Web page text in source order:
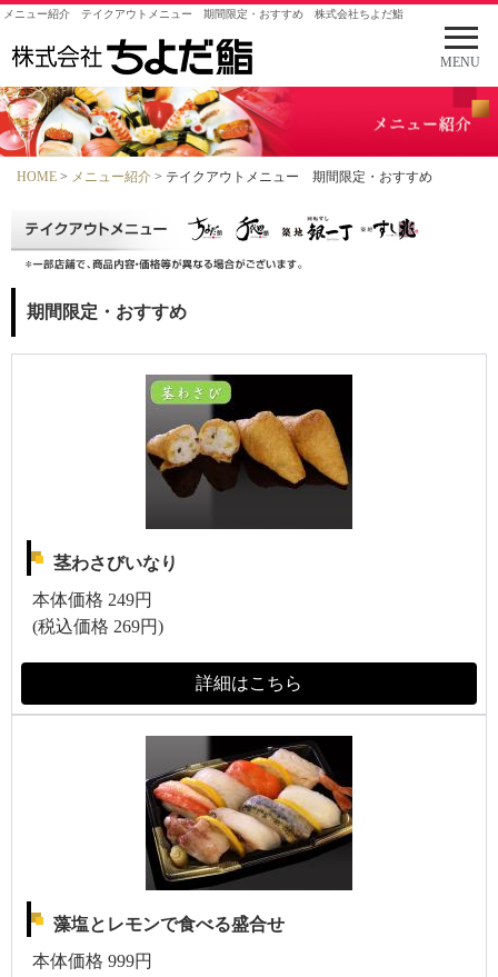
メ
ニ
ュ
を
MENU
メニュー紹介 テイクアウトメニュー 期間限定・おすすめ 株式会社ちよだ鮨
HOME > メニュー紹介 > テイクアウトメニュー 期間限定・おすすめ
期間限定・おすすめ
茎わさびいなり
本体価格 249円
(税込価格 269円)
詳細はこちら
藻塩とレモンで食べる盛合せ
本体価格 999円